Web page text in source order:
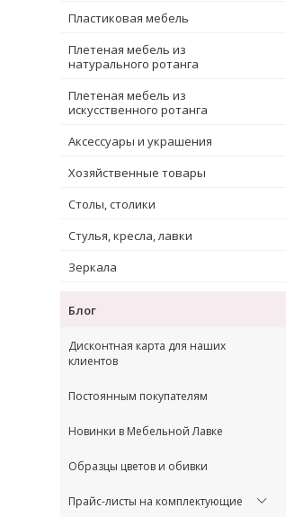
Пластиковая мебель
Плетеная мебель из
натурального ротанга
Плетеная мебель из
искусственного ротанга
Аксессуары и украшения
Хозяйственные товары
Столы, столики
Стулья, кресла, лавки
Зеркала
Блог
Дисконтная карта для наших
клиентов
Постоянным покупателям
Новинки в Мебельной Лавке
Образцы цветов и обивки
Прайс-листы на комплектующие